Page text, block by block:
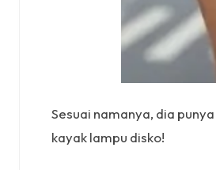
Sesuai namanya, dia
kayak lampu disko!